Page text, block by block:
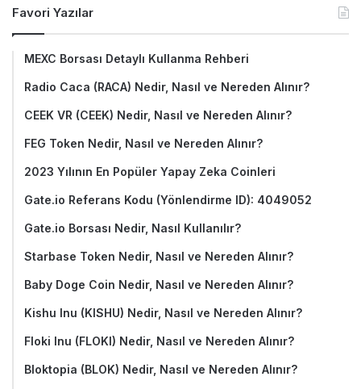
Favori Yazılar
MEXC Borsası Detaylı Kullanma Rehberi
Radio Caca (RACA) Nedir, Nasıl ve Nereden Alınır?
CEEK VR (CEEK) Nedir, Nasıl ve Nereden Alınır?
FEG Token Nedir, Nasıl ve Nereden Alınır?
2023 Yılının En Popüler Yapay Zeka Coinleri
Gate.io Referans Kodu (Yönlendirme ID): 4049052
Gate.io Borsası Nedir, Nasıl Kullanılır?
Starbase Token Nedir, Nasıl ve Nereden Alınır?
Baby Doge Coin Nedir, Nasıl ve Nereden Alınır?
Kishu Inu (KISHU) Nedir, Nasıl ve Nereden Alınır?
Floki Inu (FLOKI) Nedir, Nasıl ve Nereden Alınır?
Bloktopia (BLOK) Nedir, Nasıl ve Nereden Alınır?